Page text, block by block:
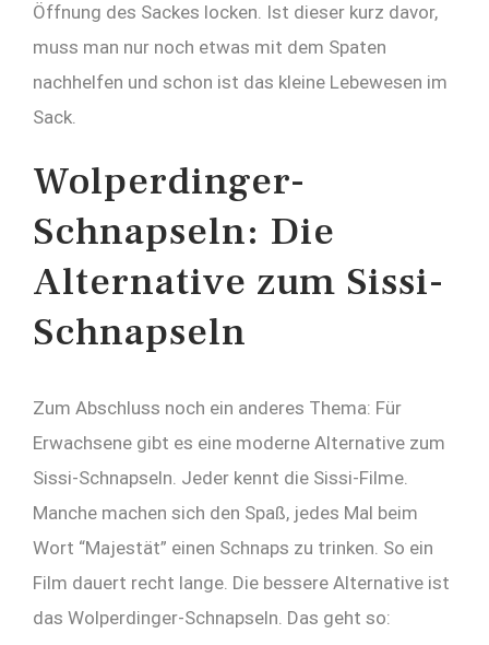
Öffnung des Sackes locken. Ist dieser kurz davor,
muss man nur noch etwas mit dem Spaten
nachhelfen und schon ist das kleine Lebewesen im
Sack.
Wolperdinger-
Schnapseln: Die
Alternative zum Sissi-
Schnapseln
Zum Abschluss noch ein anderes Thema: Für
Erwachsene gibt es eine moderne Alternative zum
Sissi-Schnapseln. Jeder kennt die Sissi-Filme.
Manche machen sich den Spaß, jedes Mal beim
Wort “Majestät” einen Schnaps zu trinken. So ein
Film dauert recht lange. Die bessere Alternative ist
das Wolperdinger-Schnapseln. Das geht so: